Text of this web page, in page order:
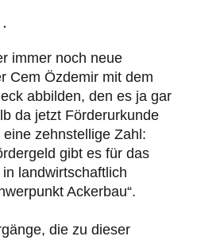
immer noch neue
Cem Özdemir mit dem
abbilden, den es ja gar
da jetzt Förderurkunde
zehnstellige Zahl:
gibt es für das
landwirtschaftlich
Ackerbau“.
die zu dieser